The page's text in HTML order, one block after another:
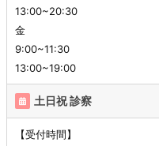
13:00~20:30
金
9:00~11:30
13:00~19:00
土日祝 診察
【受付時間】